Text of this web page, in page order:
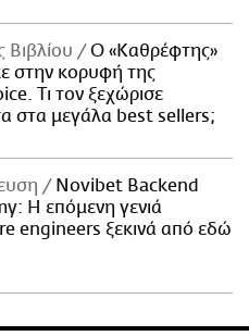
Ο «Καθρέφτης»
στην κορυφή της
Τι τον ξεχώρισε
στα μεγάλα best sellers;
Novibet Backend
Η επόμενη γενιά
engineers ξεκινά από εδώ